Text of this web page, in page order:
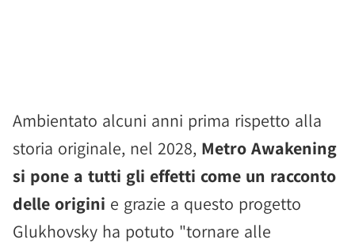
Ambientato alcuni anni prima rispetto alla
storia originale, nel 2028, Metro Awakening
si pone a tutti gli effetti come un racconto
delle origini e grazie a questo progetto
Glukhovsky ha potuto "tornare alle